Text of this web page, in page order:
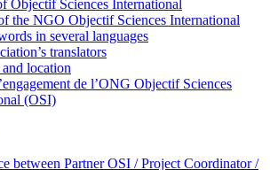
Objectif Sciences International
the NGO Objectif Sciences International
in several languages
translators
location
de l’ONG Objectif Sciences
(OSI)
between Partner OSI / Project Coordinator /